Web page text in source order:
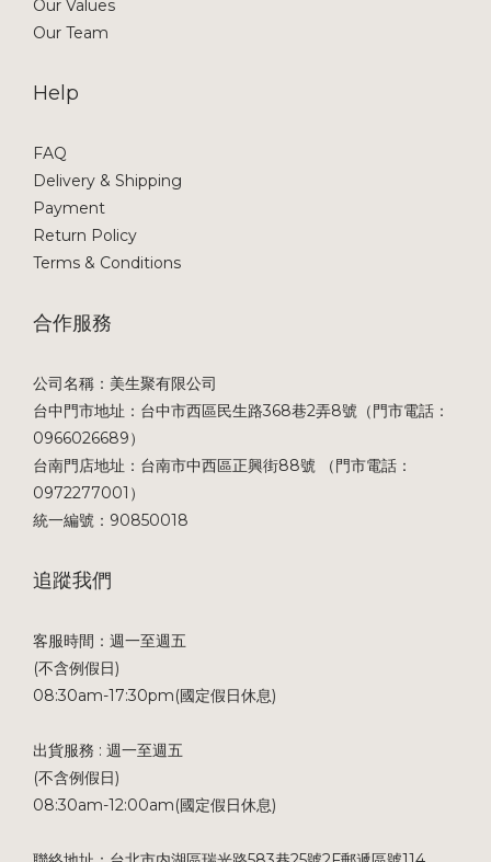
Our Values
Our Team
Help
FAQ
Delivery & Shipping
Payment
Return Policy
Terms & Conditions
合作服務
公司名稱：美生聚有限公司
台中門市地址：台中市西區民生路368巷2弄8號（門市電話：
0966026689）
台南門店地址：台南市中西區正興街88號 （門市電話：
0972277001）
統一編號：90850018
追蹤我們
客服時間：週一至週五
(不含例假日)
08:30am-17:30pm(國定假日休息)
出貨服務 : 週一至週五
(不含例假日)
08:30am-12:00am(國定假日休息)